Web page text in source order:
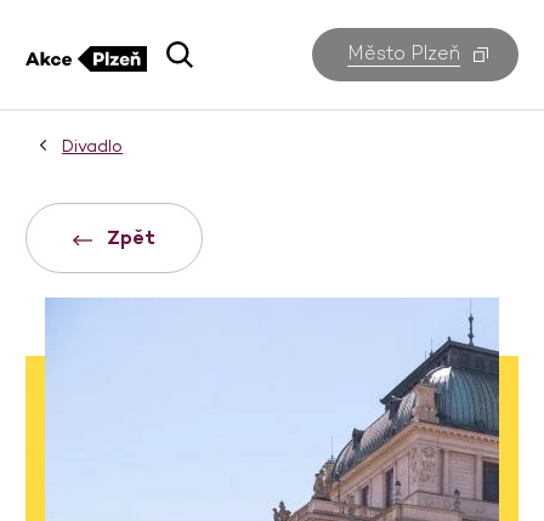
Město Plzeň
Divadlo
Zpět